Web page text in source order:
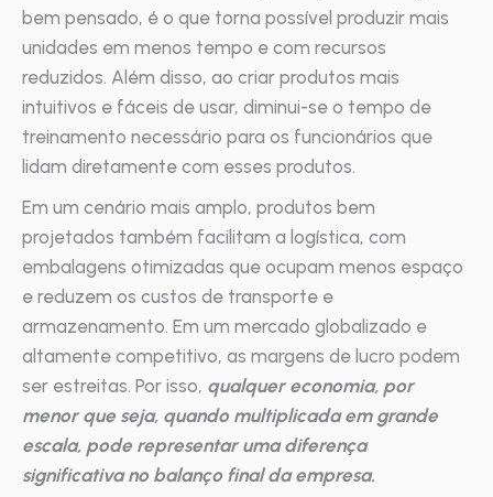
bem pensado, é o que torna possível produzir mais
unidades em menos tempo e com recursos
reduzidos. Além disso, ao criar produtos mais
intuitivos e fáceis de usar, diminui-se o tempo de
treinamento necessário para os funcionários que
lidam diretamente com esses produtos.
Em um cenário mais amplo, produtos bem
projetados também facilitam a logística, com
embalagens otimizadas que ocupam menos espaço
e reduzem os custos de transporte e
armazenamento. Em um mercado globalizado e
altamente competitivo, as margens de lucro podem
ser estreitas. Por isso, qualquer economia, por
menor que seja, quando multiplicada em grande
escala, pode representar uma diferença
significativa no balanço final da empresa.